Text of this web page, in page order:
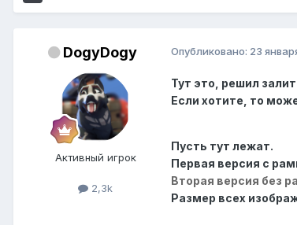
DogyDogy
Активный игрок
2,3k
Опубликовано: 23
Тут это, решил
Если хотите, то
Пусть тут лежат.
Первая версия с
Вторая версия без
Размер всех